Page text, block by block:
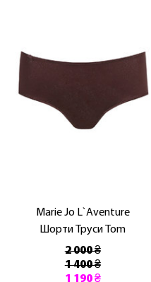
Marie Jo L`Aventure
Шорти Труси Tom
2 000 ₴
1 400 ₴
1 190 ₴